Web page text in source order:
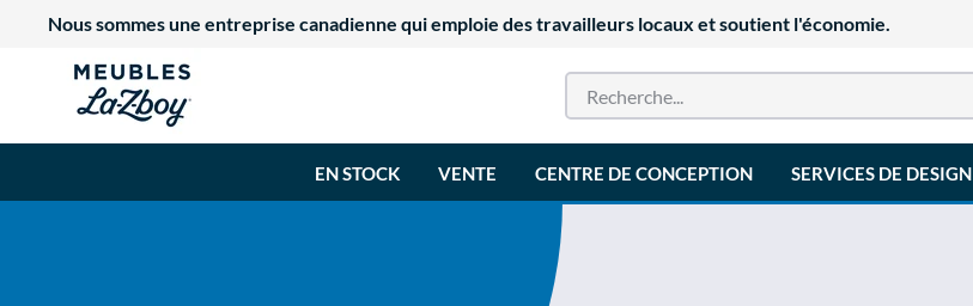
Nous sommes une entreprise canadienne qui emploie des travailleurs locaux et soutient l'économie.
EN STOCK VENTE CENTRE DE CONCEPTION SERVICES DE DESIGN